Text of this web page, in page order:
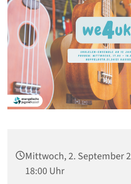
Mittwoch, 2. September
18:00 Uhr